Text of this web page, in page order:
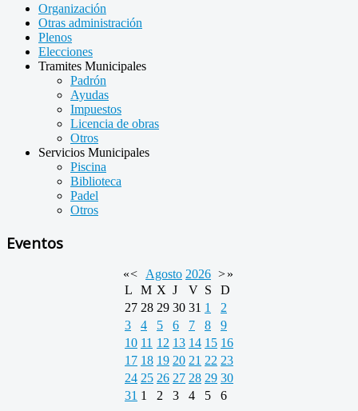
Organización
Otras administración
Plenos
Elecciones
Tramites Municipales
Padrón
Ayudas
Impuestos
Licencia de obras
Otros
Servicios Municipales
Piscina
Biblioteca
Padel
Otros
Eventos
«< Agosto 2026 >»
L
M X J V S
D
27 28 29 30 31 1
2
3
4 5 6 7 8
9
10 11 12 13 14 15 16
17 18 19 20 21 22 23
24 25 26 27 28 29 30
31 1 2 3 4 5 6